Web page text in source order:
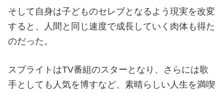
そして自身は子どものセレブとなるよう現実を改変
すると、人間と同じ速度で成長していく肉体も得た
のだった。
スプライトはTV番組のスターとなり、さらには歌
手としても人気を博すなど、素晴らしい人生を満喫